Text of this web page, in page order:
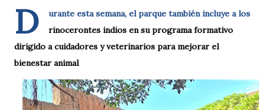
D
urante esta semana, el parque también incluye a los
rinocerontes indios en su programa formativo
dirigido a cuidadores y veterinarios para mejorar el
bienestar animal